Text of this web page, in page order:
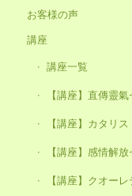
お客様の声
講座
講座一覧
【講座】直傳靈
【講座】カタリ
【講座】感情解
【講座】クオー